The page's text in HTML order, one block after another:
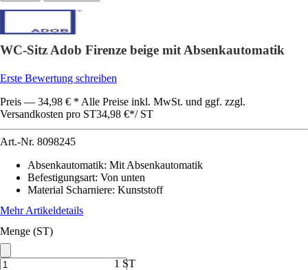
WC-Sitz Adob Firenze beige mit Absenkautomatik
Erste Bewertung schreiben
Preis — 34,98 € * Alle Preise inkl. MwSt. und ggf. zzgl.
Versandkosten pro ST34,98 €*/ ST
Art.-Nr. 8098245
Absenkautomatik: Mit Absenkautomatik
Befestigungsart: Von unten
Material Scharniere: Kunststoff
Mehr Artikeldetails
Menge (ST)
1 ST